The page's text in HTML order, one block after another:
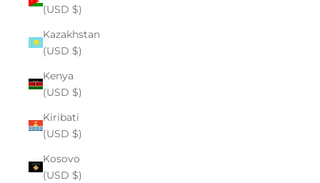
(USD $)
Kazakhstan
(USD $)
Kenya
(USD $)
Kiribati
(USD $)
Kosovo
(USD $)